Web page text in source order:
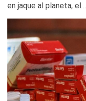
en jaque al planeta, el…